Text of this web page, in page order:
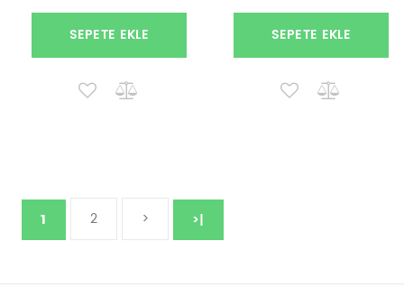
SEPETE EKLE SEPETE EKLE
1 2 > >|